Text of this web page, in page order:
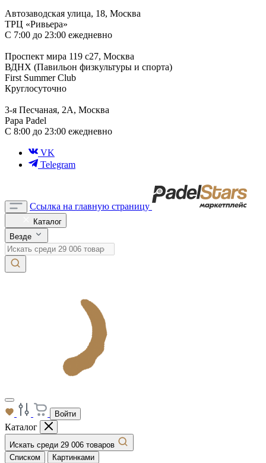
Автозаводская улица, 18, Москва
ТРЦ «Ривьера»
С 7:00 до 23:00 ежедневно
Проспект мира 119 с27, Москва
ВДНХ (Павильон физкультуры и спорта)
First Summer Club
Круглосуточно
3-я Песчаная, 2А, Москва
Papa Padel
С 8:00 до 23:00 ежедневно
VK
Telegram
Ссылка на главную страницу
Каталог
Везде
Войти
Каталог
Искать среди 29 006 товаров
Списком
Картинками